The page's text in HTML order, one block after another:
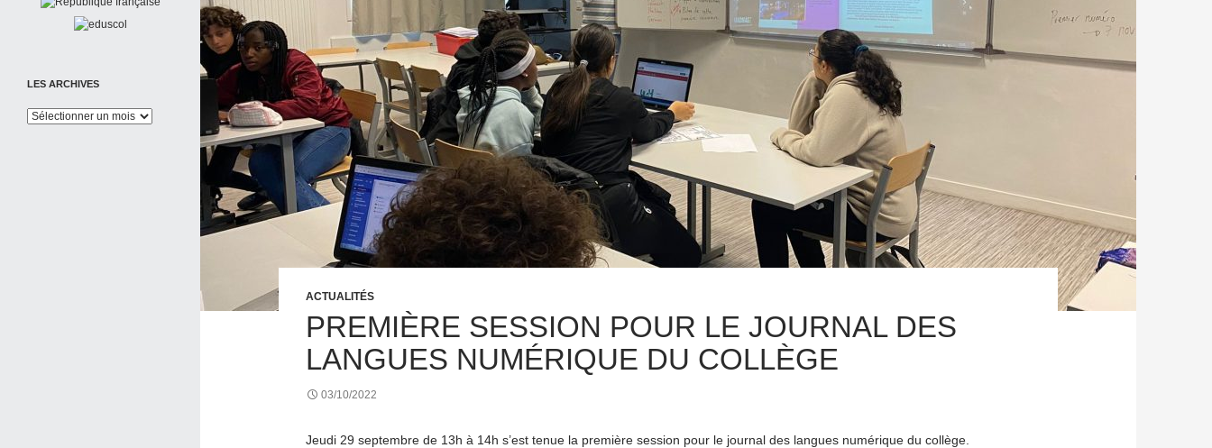
ACTUALITÉS
PREMIÈRE SESSION POUR LE JOURNAL DES
LANGUES NUMÉRIQUE DU COLLÈGE
03/10/2022
Jeudi 29 septembre de 13h à 14h s’est tenue la première session pour le journal des langues numérique du collège.
LES ARCHIVES
Les